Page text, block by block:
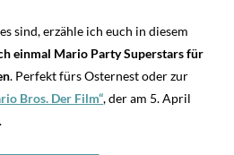
sind, erzähle ich euch in diesem
einmal Mario Party Superstars für
. Perfekt fürs Osternest oder zur
Bros. Der Film“, der am 5. April